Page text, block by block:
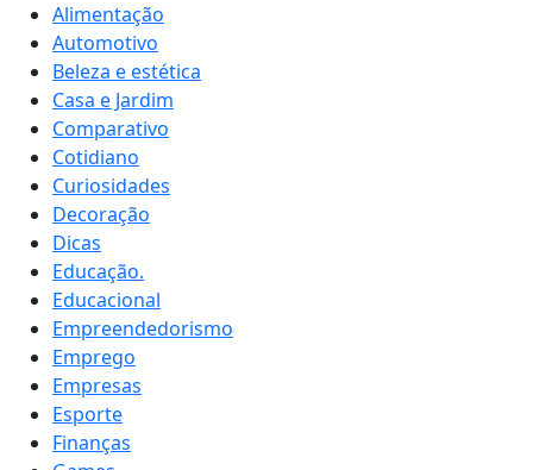
Alimentação
Automotivo
Beleza e estética
Casa e Jardim
Comparativo
Cotidiano
Curiosidades
Decoração
Dicas
Educação.
Educacional
Empreendedorismo
Emprego
Empresas
Esporte
Finanças